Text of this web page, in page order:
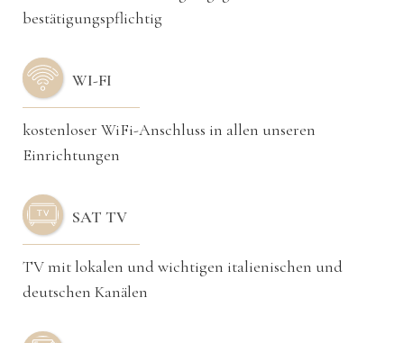
bestätigungspflichtig
WI-FI
kostenloser WiFi-Anschluss in allen unseren
Einrichtungen
SAT TV
TV mit lokalen und wichtigen italienischen und
deutschen Kanälen